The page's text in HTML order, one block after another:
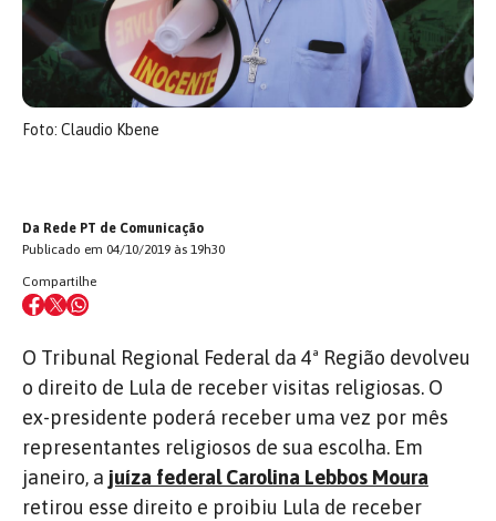
Foto: Claudio Kbene
Da Rede PT de Comunicação
Publicado em 04/10/2019 às 19h30
Compartilhe
O Tribunal Regional Federal da 4ª Região devolveu
o direito de Lula de receber visitas religiosas. O
ex-presidente poderá receber uma vez por mês
representantes religiosos de sua escolha. Em
janeiro, a juíza federal Carolina Lebbos Moura
retirou esse direito e proibiu Lula de receber